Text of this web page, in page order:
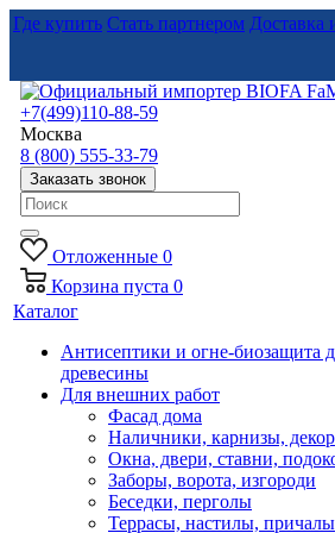
Где купить Стать партнером Доставка
+7(499)110-88-59
Москва
8 (800) 555-33-79
Заказать звонок
Отложенные 0
Корзина пуста 0
Каталог
Антисептики и огне-биозащита
древесины
Для внешних работ
Фасад дома
Наличники, карнизы, декор
Окна, двери, ставни,
Заборы, ворота, изгороди
Беседки, перголы
Террасы, настилы, причалы